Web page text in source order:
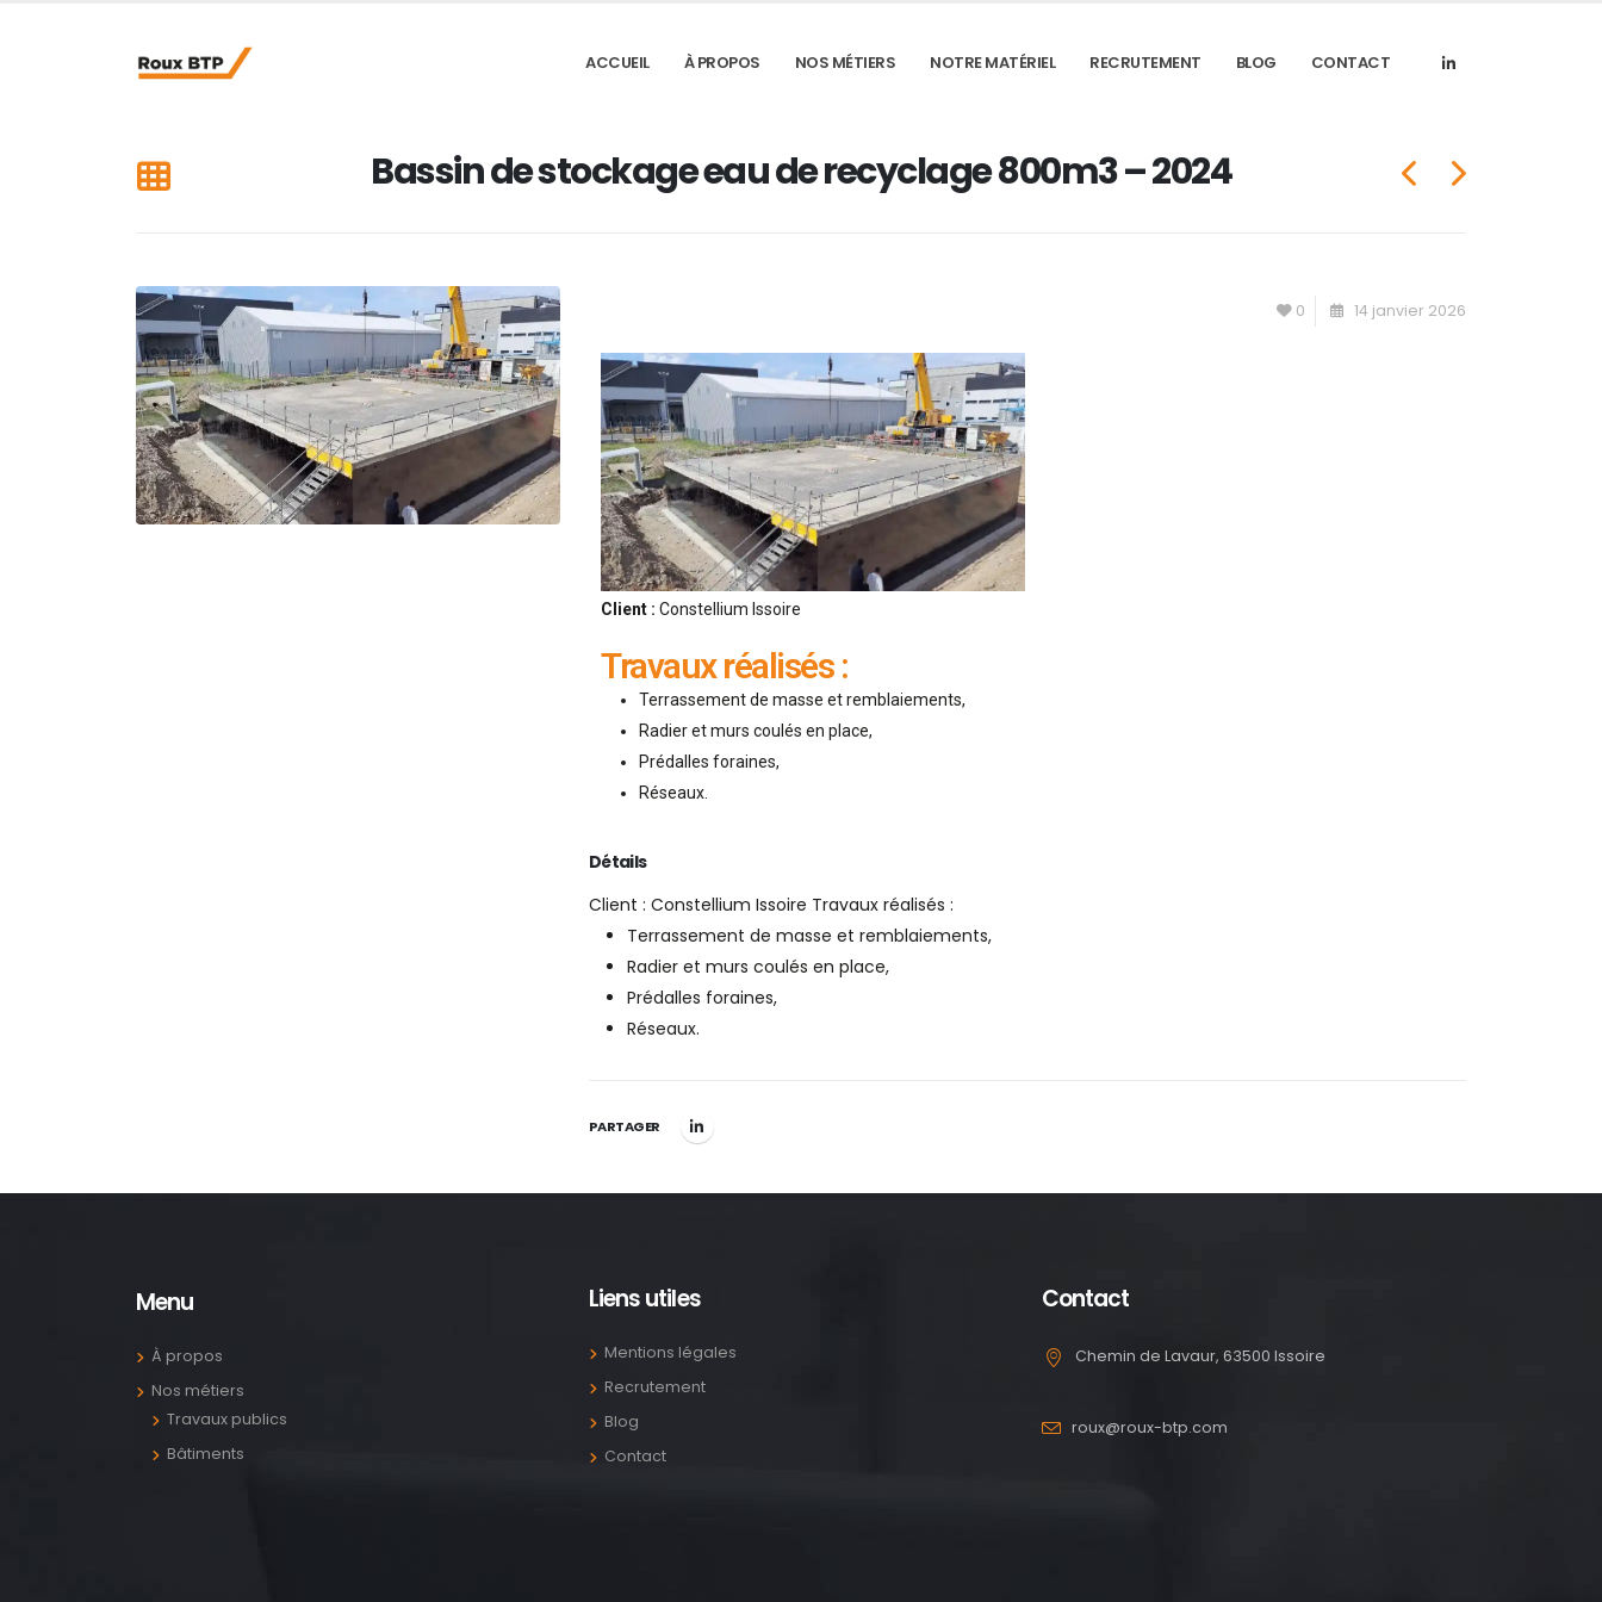
ACCUEIL À PROPOS NOS MÉTIERS NOTRE MATÉRIEL RECRUTEMENT BLOG CONTACT
Bassin de stockage eau de recyclage 800m3 – 2024
0 14 janvier 2026
Client : Constellium Issoire
Travaux réalisés :
Terrassement de masse et remblaiements,
Radier et murs coulés en place,
Prédalles foraines,
Réseaux.
Détails
Client : Constellium Issoire Travaux réalisés :
Terrassement de masse et remblaiements,
Radier et murs coulés en place,
Prédalles foraines,
Réseaux.
PARTAGER
Menu
À propos
Nos métiers
Travaux publics
Bâtiments
Liens utiles
Mentions légales
Recrutement
Blog
Contact
Contact
Chemin de Lavaur, 63500 Issoire
roux@roux-btp.com